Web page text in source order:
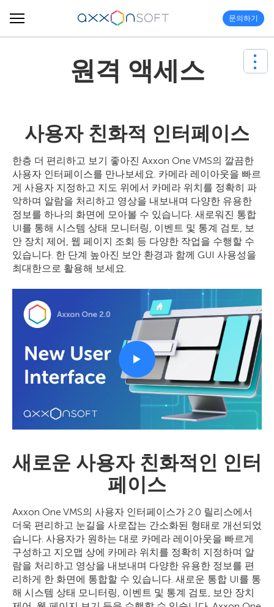
문의하기
원격 액세스
사용자 친화적 인터페이스
한층 더 편리하고 보기 좋아진 Axxon One VMS의 깔끔한
사용자 인터페이스를 만나보세요. 카메라 레이아웃을 빠르
게 사용자 지정하고 지도 위에서 카메라 위치를 정확히 파
악하며 알람을 처리하고 영상을 내보내며 다양한 유용한
정보를 하나의 화면에 모아볼 수 있습니다. 새로워진 통합
UI를 통해 시스템 상태 모니터링, 이벤트 및 통계 검토, 보
안 장치 제어, 웹 페이지 조회 등 다양한 작업을 수행할 수
있습니다. 한 단계 높아진 보안 환경과 함께 GUI 사용성을
최대한으로 활용해 보세요.
새로운 사용자 친화적인 인터
페이스
Axxon One VMS의 사용자 인터페이스가 2.0 릴리스에서
더욱 편리하고 눈길을 사로잡는 간소화된 형태로 개선되었
습니다. 사용자가 원하는 대로 카메라 레이아웃을 빠르게
구성하고 지오맵 상에 카메라 위치를 정확히 지정하며 알
람을 처리하고 영상을 내보내며 다양한 유용한 정보를 편
리하게 한 화면에 통합할 수 있습니다. 새로운 통합 UI를 통
해 시스템 상태 모니터링, 이벤트 및 통계 검토, 보안 장치